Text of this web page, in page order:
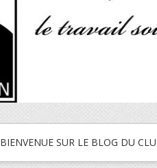
BIENVENUE SUR LE BLOG DU